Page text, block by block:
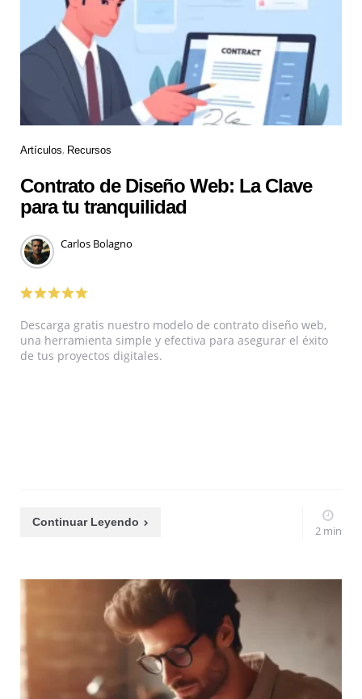
Artículos Recursos
Contrato de Diseño Web: La Clave
para tu tranquilidad
Carlos Bolagno
Descarga gratis nuestro modelo de contrato diseño web,
una herramienta simple y efectiva para asegurar el éxito
de tus proyectos digitales.
Continuar Leyendo
2 min